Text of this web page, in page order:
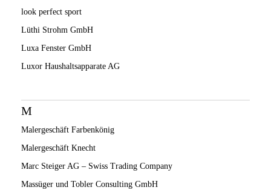
look perfect sport
Lüthi Strohm GmbH
Luxa Fenster GmbH
Luxor Haushaltsapparate AG
M
Malergeschäft Farbenkönig
Malergeschäft Knecht
Marc Steiger AG – Swiss Trading Company
Massüger und Tobler Consulting GmbH